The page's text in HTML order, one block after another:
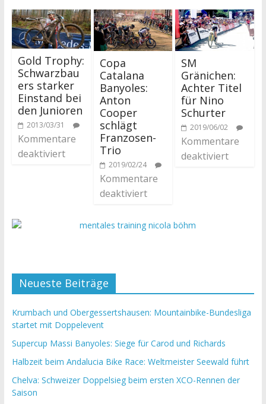
Gold Trophy:
Schwarzbau
ers starker
Einstand bei
den Junioren
2013/03/31
Kommentare
deaktiviert
Copa
Catalana
Banyoles:
Anton
Cooper
schlägt
Franzosen-
Trio
2019/02/24
Kommentare
deaktiviert
SM
Gränichen:
Achter Titel
für Nino
Schurter
2019/06/02
Kommentare
deaktiviert
Neueste Beiträge
Krumbach und Obergessertshausen: Mountainbike-Bundesliga
startet mit Doppelevent
Supercup Massi Banyoles: Siege für Carod und Richards
Halbzeit beim Andalucia Bike Race: Weltmeister Seewald führt
Chelva: Schweizer Doppelsieg beim ersten XCO-Rennen der
Saison